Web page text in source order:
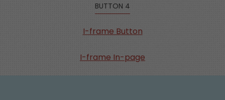
BUTTON 4
I-frame Button
I-frame In-page